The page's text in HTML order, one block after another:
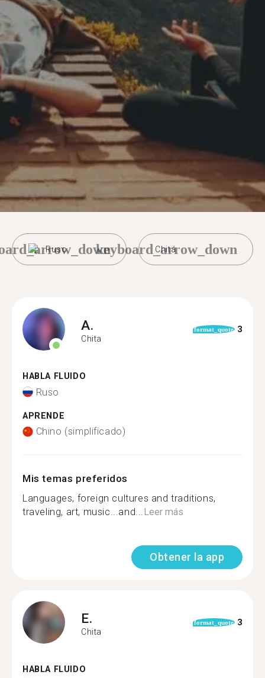
Ruso Chitá
keyboard_arrow_down
A.
Chita
format_quote 3
HABLA FLUIDO
Ruso
APRENDE
Chino (simplificado)
Mis temas preferidos
Languages, foreign cultures and traditions,
traveling, art, music...and...Leer más
Obtener la app
E.
Chita
format_quote 3
HABLA FLUIDO